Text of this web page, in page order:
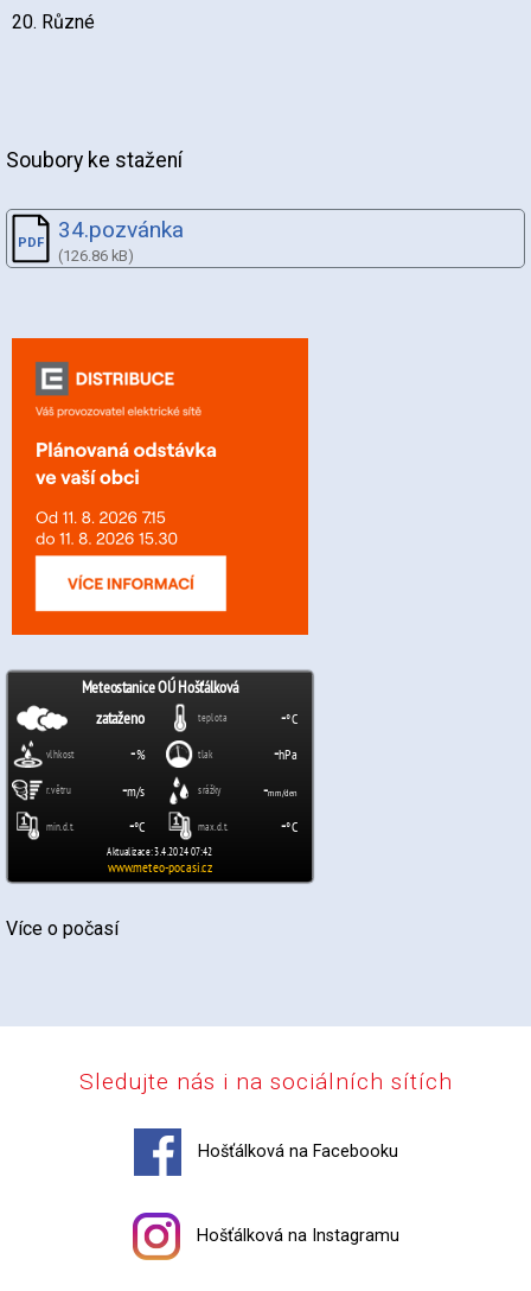
Více o počasí
Různé
Soubory ke stažení
34.pozvánka
(126.86 kB)
Sledujte nás i na sociálních sítích
Hošťálková na Facebooku
Hošťálková na Instagramu